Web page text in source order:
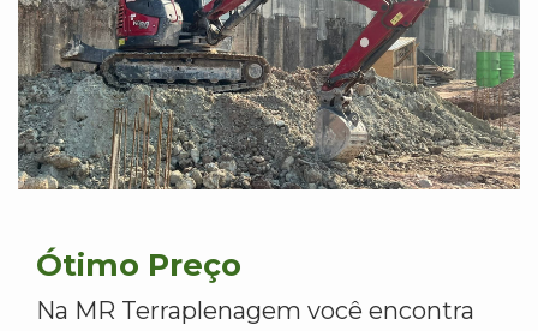
Ótimo Preço
Na MR Terraplenagem você encontra